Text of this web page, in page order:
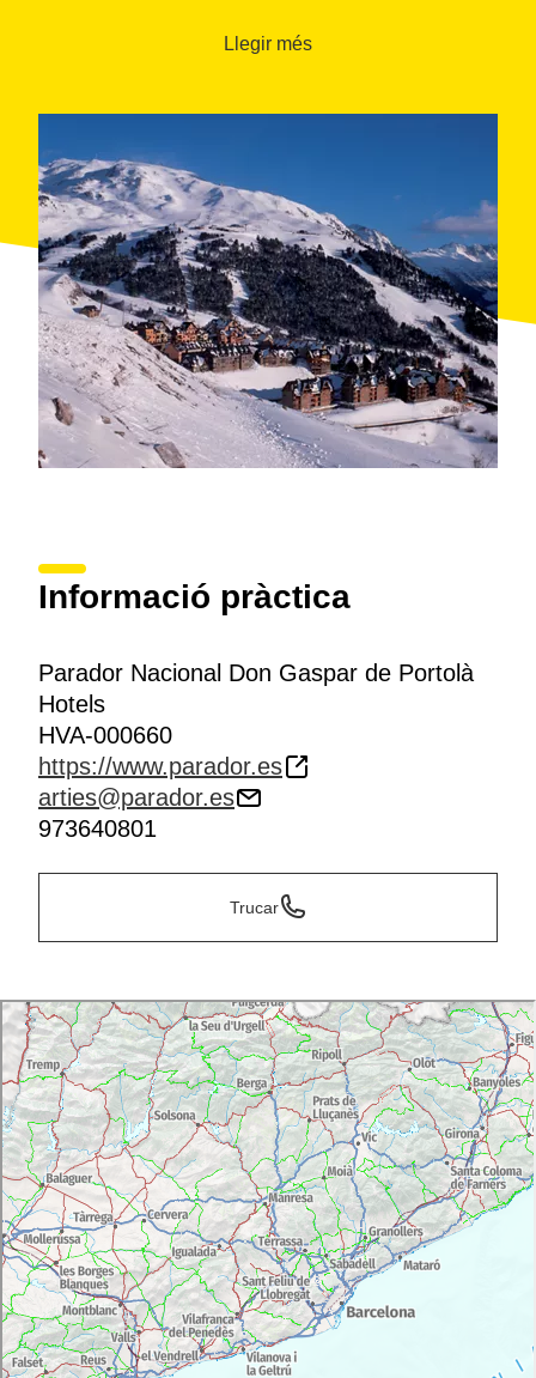
Llegir més
Informació pràctica
Parador Nacional Don Gaspar de Portolà
Hotels
HVA-000660
https://www.parador.es
arties@parador.es
973640801
Trucar